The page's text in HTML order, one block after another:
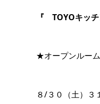
『 TOYOキッ
★オープンルー
８/３０（土）